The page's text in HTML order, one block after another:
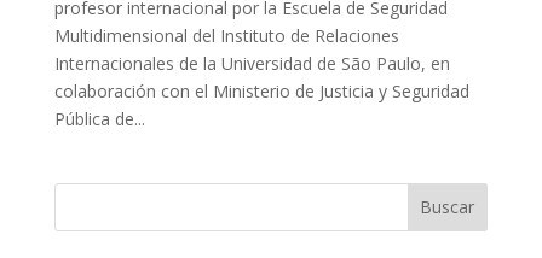
profesor internacional por la Escuela de Seguridad
Multidimensional del Instituto de Relaciones
Internacionales de la Universidad de São Paulo, en
colaboración con el Ministerio de Justicia y Seguridad
Pública de...
Buscar